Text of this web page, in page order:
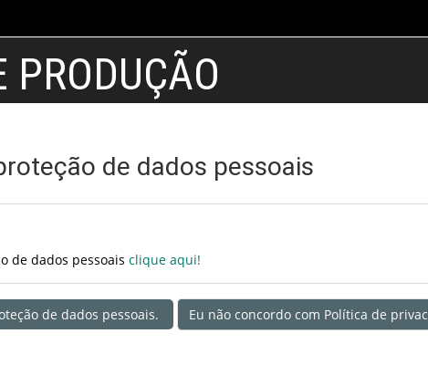
PRODUÇÃO
de dados pessoais
de dados pessoais clique aqui!
de dados pessoais. Eu não concordo com Política de